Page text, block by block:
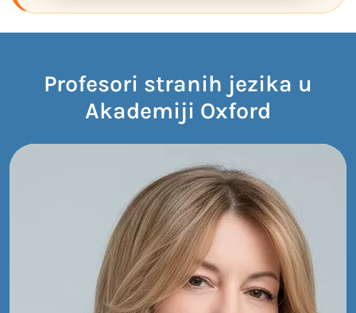
Profesori stranih jezika u
Akademiji Oxford